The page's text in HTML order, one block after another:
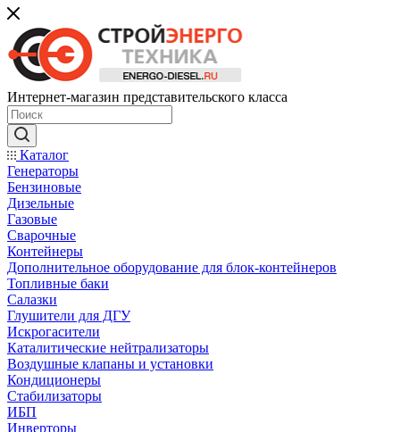
Интернет-магазин представительского класса
Каталог
Генераторы
Бензиновые
Дизельные
Газовые
Сварочные
Контейнеры
Дополнительное оборудование для блок-контейнеров
Топливные баки
Салазки
Глушители для ДГУ
Искрогасители
Каталитические нейтрализаторы
Воздушные клапаны и установки
Кондиционеры
Стабилизаторы
ИБП
Инверторы